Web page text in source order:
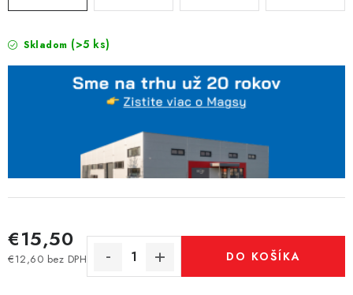
Skladom (>5 ks)
€15,50
€12,60 bez DPH
Jednotková cena:
DO KOŠÍKA